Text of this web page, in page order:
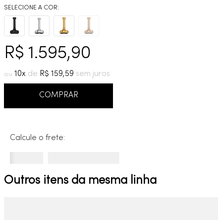
R$ 1.595,90
10 R$ 159,59
COMPRAR
Calcule o frete:
Outros itens da mesma linha
9º
deca you
10
cobre escovado